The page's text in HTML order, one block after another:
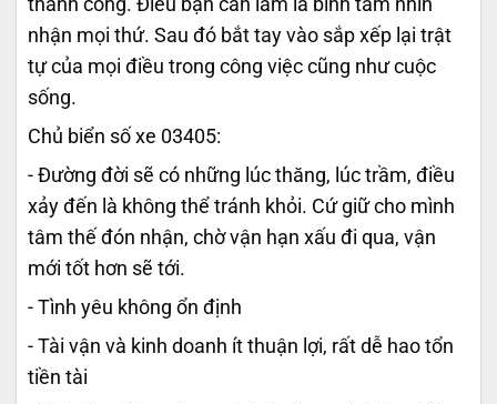
thành công. Điều bạn cần làm là bình tâm nhìn
nhận mọi thứ. Sau đó bắt tay vào sắp xếp lại trật
tự của mọi điều trong công việc cũng như cuộc
sống.
Chủ biển số xe 03405:
- Đường đời sẽ có những lúc thăng, lúc trầm, điều
xảy đến là không thể tránh khỏi. Cứ giữ cho mình
tâm thế đón nhận, chờ vận hạn xấu đi qua, vận
mới tốt hơn sẽ tới.
- Tình yêu không ổn định
- Tài vận và kinh doanh ít thuận lợi, rất dễ hao tổn
tiền tài